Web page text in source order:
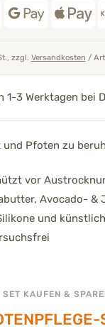
und Pfoten zu
vor
Avocado- &
und
zzgl. Versandkosten /
1-3 Werktagen bei
SET KAUFEN &